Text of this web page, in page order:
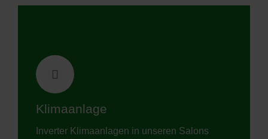
Klimaanlage
Inverter Klimaanlagen​ in unseren Salons